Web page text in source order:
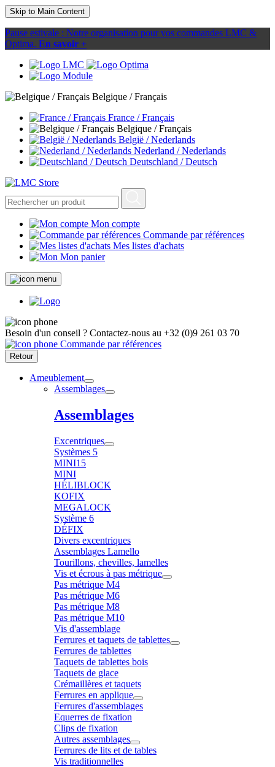
Skip to Main Content
Pause estivale : Notre organisation pour vos commandes LMC &
Optima. En savoir +
Belgique / Français
France / Français
Belgique / Français
België / Nederlands
Nederland / Nederlands
Deutschland / Deutsch
Mon compte
Commande par références
Mes listes d'achats
Mon panier
Besoin d'un conseil ? Contactez-nous au +32 (0)9 261 03 70
Commande par références
Retour
Ameublement
Assemblages
Assemblages
Excentriques
Systèmes 5
MINI15
MINI
HÉLIBLOCK
KOFIX
MEGALOCK
Système 6
DÉFIX
Divers excentriques
Assemblages Lamello
Tourillons, chevilles, lamelles
Vis et écrous à pas métrique
Pas métrique M4
Pas métrique M6
Pas métrique M8
Pas métrique M10
Vis d'assemblage
Ferrures et taquets de tablettes
Ferrures de tablettes
Taquets de tablettes bois
Taquets de glace
Crémaillères et taquets
Ferrures en applique
Ferrures d'assemblages
Equerres de fixation
Clips de fixation
Autres assemblages
Ferrures de lits et de tables
Vis traditionnelles